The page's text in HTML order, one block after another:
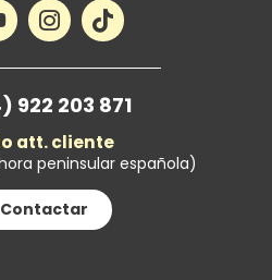
922 203 871
att. cliente
peninsular española)
Contactar